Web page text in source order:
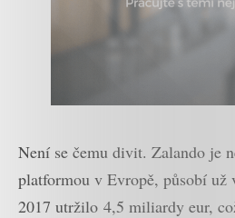
Není se čemu divit. Zalando je
platformou v Evropě, působí už
2017 utržilo 4,5 miliardy eur,